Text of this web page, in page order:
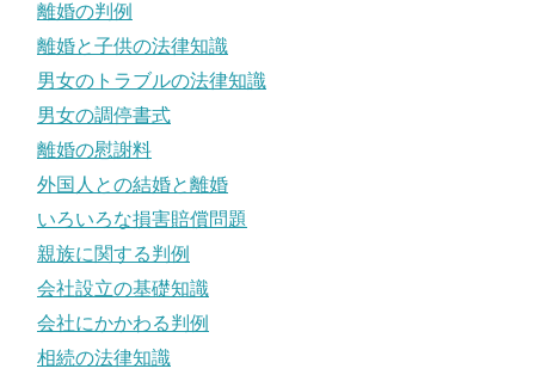
離婚の判例
離婚と子供の法律知識
男女のトラブルの法律知識
男女の調停書式
離婚の慰謝料
外国人との結婚と離婚
いろいろな損害賠償問題
親族に関する判例
会社設立の基礎知識
会社にかかわる判例
相続の法律知識